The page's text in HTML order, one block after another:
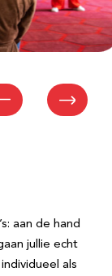
aan de hand
jullie echt
als